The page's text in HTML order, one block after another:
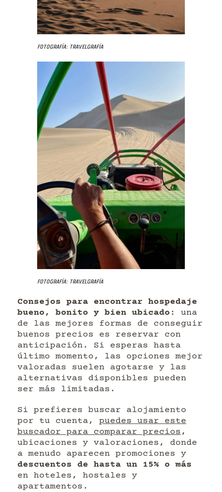
Fotografía: Travelgrafía
Fotografía: Travelgrafía
Consejos para encontrar hospedaje
bueno, bonito y bien ubicado : una
de las mejores formas de conseguir
buenos precios es reservar con
anticipación. Si esperas hasta
último momento, las opciones mejor
valoradas suelen agotarse y las
alternativas disponibles pueden
ser más limitadas.
Si prefieres buscar alojamiento
por tu cuenta, puedes usar este
buscador para comparar precios ,
ubicaciones y valoraciones, donde
a menudo aparecen promociones y
descuentos de hasta un 15% o más
en hoteles, hostales y
apartamentos.